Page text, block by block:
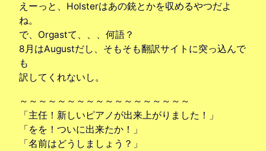
えーっと、Holsterはあの銃とかを収めるやつだよ
ね。
で、Orgastて、、、何語？
8月はAugustだし、そもそも翻訳サイトに突っ込んで
も
訳してくれないし。
～～～～～～～～～～～～～～～～～～
「主任！新しいピアノが出来上がりました！」
「をを！ついに出来たか！」
「名前はどうしましょう？」